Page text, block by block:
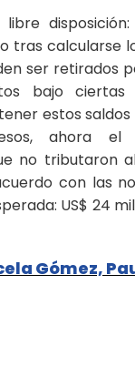
libre
tras calcularse
ser retirados
bajo ciertas
estos
ahora
no tributaron
con las
US$ 24
Gómez,